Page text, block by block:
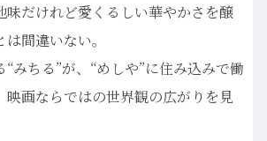
味だけれど愛くるしい華やかさを醸
間違いない。
みちる”が、“めしや”に住み込みで働
映画ならではの世界観の広がりを見